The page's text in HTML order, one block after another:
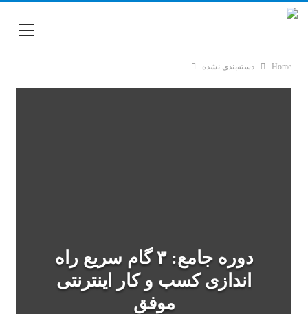
Home دسته‌بندی نشده
دوره جامع: ۳ گام سریع راه
اندازی کسب و کار اینترنتی
موفق